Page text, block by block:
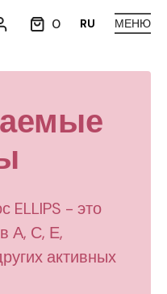
0 RU МЕНЮ
ELLIPS - это
А, С, Е,
активных